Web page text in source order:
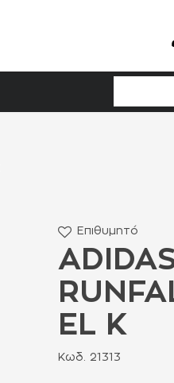
Επιθυμητό
EL K
Κωδ. 21313